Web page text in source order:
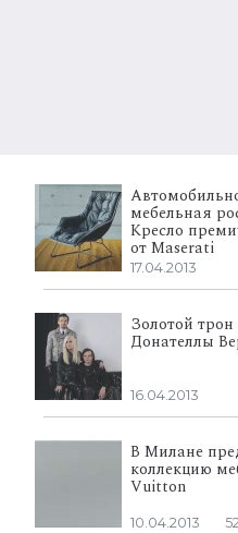
мебельная
Кресло
от Maserati
17.04.2013
Золотой
Донателлы
16.04.2013
В Милане
коллекцию
Vuitton
10.04.2013